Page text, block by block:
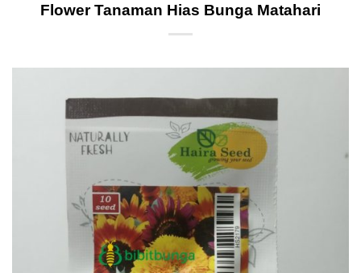
Flower Tanaman Hias Bunga Matahari